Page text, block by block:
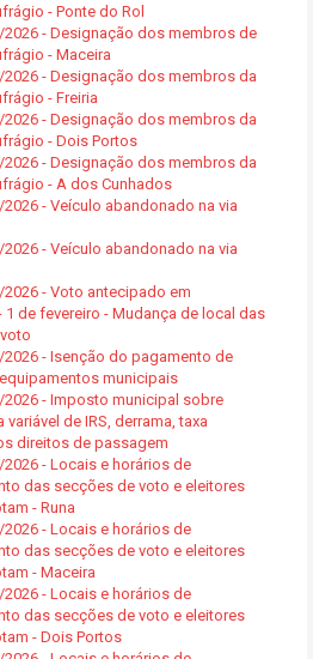
- Ponte do Rol
2026 - Designação dos membros de
- Maceira
2026 - Designação dos membros da
- Freiria
2026 - Designação dos membros da
- Dois Portos
2026 - Designação dos membros da
- A dos Cunhados
2026 - Veículo abandonado na via
2026 - Veículo abandonado na via
2026 - Voto antecipado em
de fevereiro - Mudança de local das
2026 - Isenção do pagamento de
municipais
2026 - Imposto municipal sobre
variável de IRS, derrama, taxa
direitos de passagem
2026 - Locais e horários de
das secções de voto e eleitores
- Runa
2026 - Locais e horários de
das secções de voto e eleitores
- Maceira
2026 - Locais e horários de
das secções de voto e eleitores
- Dois Portos